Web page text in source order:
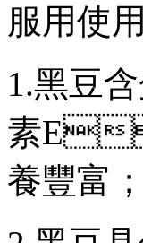
服用使
1.黑豆含
素E、
養豐富；